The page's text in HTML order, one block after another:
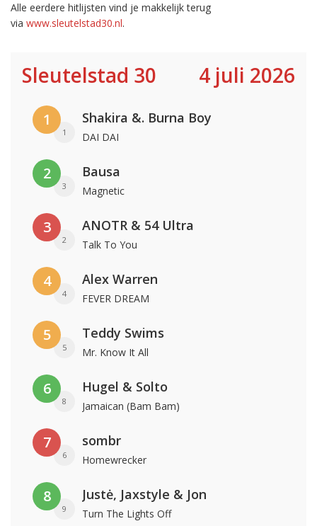
Alle eerdere hitlijsten vind je makkelijk terug
via www.sleutelstad30.nl.
Sleutelstad 30 4 juli 2026
1
1
Shakira &. Burna Boy
DAI DAI
2
3
Bausa
Magnetic
3
2
ANOTR & 54 Ultra
Talk To You
4
4
Alex Warren
FEVER DREAM
5
5
Teddy Swims
Mr. Know It All
6
8
Hugel & Solto
Jamaican (Bam Bam)
7
6
sombr
Homewrecker
8
9
Justė, Jaxstyle & Jon
Turn The Lights Off